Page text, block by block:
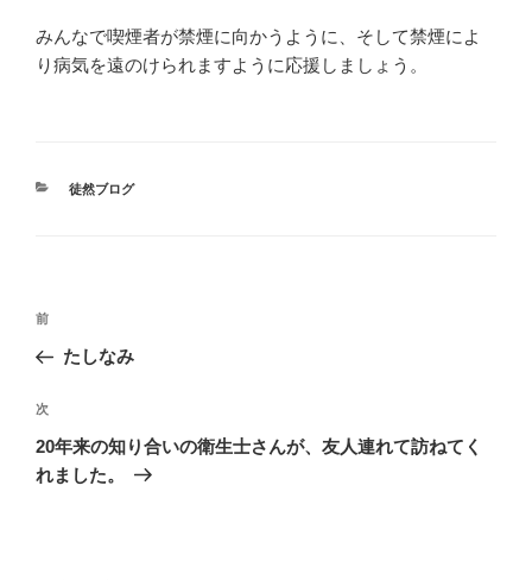
みんなで喫煙者が禁煙に向かうように、そして禁煙によ
り病気を遠のけられますように応援しましょう。
カ
徒然ブログ
投
ナ
ビ
ゲ
ー
前
の
稿
前
たしなみ
次
の
投
次
20年来の知り合いの衛生士さんが、友人連れて訪ねてく
れました。